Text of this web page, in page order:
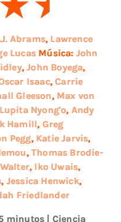
Abrams, Lawrence
Lucas Música: John
,John Boyega,
Isaac,Carrie
Gleeson, Max von
Lupita Nyong'o, Andy
Hamill, Greg
Pegg, Katie Jarvis,
,Thomas Brodie-
, Iko Uwais,
, Jessica Henwick,
Friedlander
minutos | Ciencia